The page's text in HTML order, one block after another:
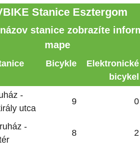
Stanice Esztergom
stanice zobrazíte
mape
Bicykle
Elektronické
bicykel
-
utca
9 0
-
8 2